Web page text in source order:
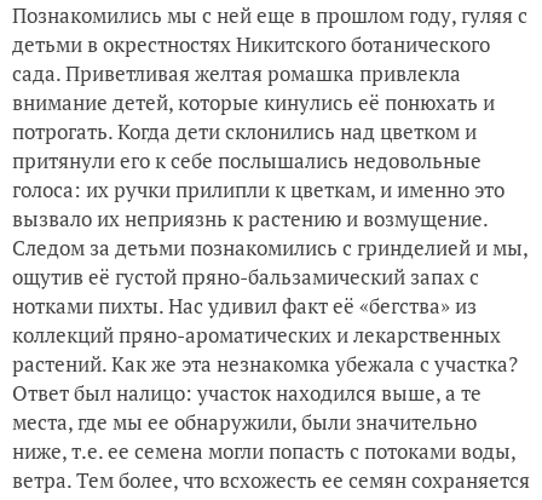
Познакомились мы с ней еще в прошлом году, гуляя с
детьми в окрестностях Никитского ботанического
сада. Приветливая желтая ромашка привлекла
внимание детей, которые кинулись её понюхать и
потрогать. Когда дети склонились над цветком и
притянули его к себе послышались недовольные
голоса: их ручки прилипли к цветкам, и именно это
вызвало их неприязнь к растению и возмущение.
Следом за детьми познакомились с гринделией и мы,
ощутив её густой пряно-бальзамический запах с
нотками пихты. Нас удивил факт её «бегства» из
коллекций пряно-ароматических и лекарственных
растений. Как же эта незнакомка убежала с участка?
Ответ был налицо: участок находился выше, а те
места, где мы ее обнаружили, были значительно
ниже, т.е. ее семена могли попасть с потоками воды,
ветра. Тем более, что всхожесть ее семян сохраняется